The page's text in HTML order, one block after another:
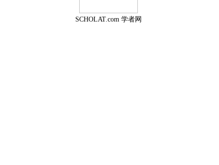
SCHOLAT.com 学者网